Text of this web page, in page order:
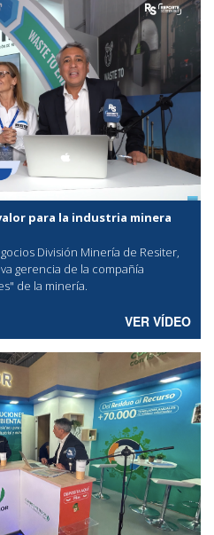
para la industria minera
División Minería de Resiter,
gerencia de la compañía
de la minería.
VER VÍDEO